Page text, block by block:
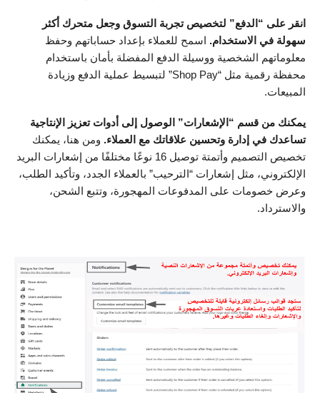
انقر على “الدفع” لتخصيص تجربة التسوق وجعل متحرك أكثر
سهولة في الاستخدام. اسمح للعملاء بإعداد حساباتهم وحفظ
معلوماتهم الشخصية ووسيلة الدفع المفضلة بأمان باستخدام
محفظة رقمية مثل “Shop Pay” لتبسيط عملية الدفع وزيادة
المبيعات.
يمكنك من قسم “الإشعارات” الوصول إلى أدوات تعزيز الإنتاجية
تساعدك في إدارة وتحسين علاقاتك مع العملاء. ومن هنا، يمكنك
تخصيص التصميم وأتمتة توصيل 16 نوعًا مختلفًا من إشعارات البريد
الإلكتروني، مثل إشعارات “الترحيب” بالعملاء الجدد، وتأكيد الطلب،
وعرض خصومات على المدفوعات المهجورة، وتتبع الشحن،
والاسترداد.